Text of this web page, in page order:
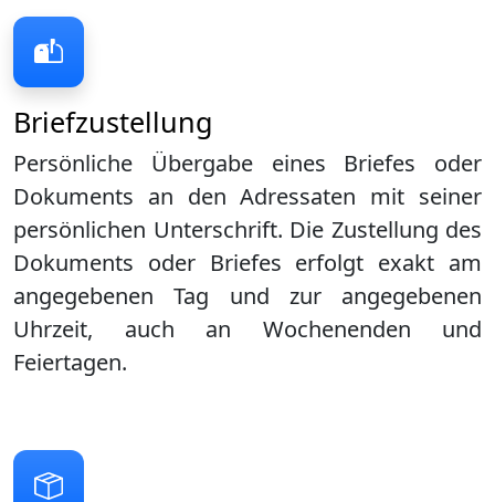
Briefzustellung
Persönliche Übergabe eines Briefes oder
Dokuments an den Adressaten mit seiner
persönlichen Unterschrift. Die Zustellung des
Dokuments oder Briefes erfolgt exakt am
angegebenen Tag und zur angegebenen
Uhrzeit, auch an Wochenenden und
Feiertagen.